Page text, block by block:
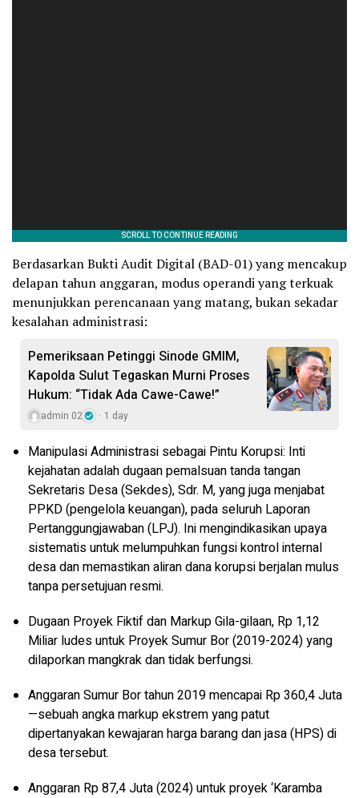
Berdasarkan Bukti Audit Digital (BAD-01) yang mencakup
delapan tahun anggaran, modus operandi yang terkuak
menunjukkan perencanaan yang matang, bukan sekadar
kesalahan administrasi:
Pemeriksaan Petinggi Sinode GMIM,
Kapolda Sulut Tegaskan Murni Proses
Hukum: “Tidak Ada Cawe-Cawe!”
admin 02 1 day
Manipulasi Administrasi sebagai Pintu Korupsi: Inti
kejahatan adalah dugaan pemalsuan tanda tangan
Sekretaris Desa (Sekdes), Sdr. M, yang juga menjabat
PPKD (pengelola keuangan), pada seluruh Laporan
Pertanggungjawaban (LPJ). Ini mengindikasikan upaya
sistematis untuk melumpuhkan fungsi kontrol internal
desa dan memastikan aliran dana korupsi berjalan mulus
tanpa persetujuan resmi.
Dugaan Proyek Fiktif dan Markup Gila-gilaan, Rp 1,12
Miliar ludes untuk Proyek Sumur Bor (2019-2024) yang
dilaporkan mangkrak dan tidak berfungsi.
Anggaran Sumur Bor tahun 2019 mencapai Rp 360,4 Juta
—sebuah angka markup ekstrem yang patut
dipertanyakan kewajaran harga barang dan jasa (HPS) di
desa tersebut.
Anggaran Rp 87,4 Juta (2024) untuk proyek ‘Karamba